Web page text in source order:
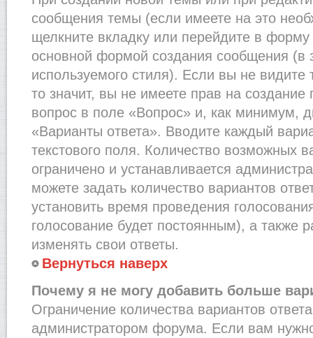
сообщения темы (если имеете на это
щелкните вкладку или перейдите в
основной формой создания сообщения (в
используемого стиля). Если вы не
то значит, вы не имеете прав на создание
вопрос в поле «Вопрос» и, как минимум,
«Варианты ответа». Вводите каждый
текстового поля. Количество возможных
ограничено и устанавливается
можете задать количество вариантов
установить время проведения
голосование будет постоянным), а также
изменять свои ответы.
Вернуться наверх
Почему я не могу добавить больше
Ограничение количества вариантов
администратором форума. Если вам